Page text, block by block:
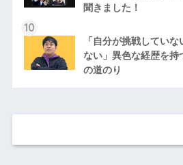
聞きました！
「自分が挑戦してい
ない」異色な経歴を
の道のり